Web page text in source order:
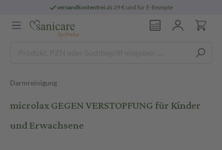
versandkostenfreiab 29 € und für E-Rezepte
Darmreinigung
microlax GEGEN VERSTOPFUNG für Kinder
und Erwachsene